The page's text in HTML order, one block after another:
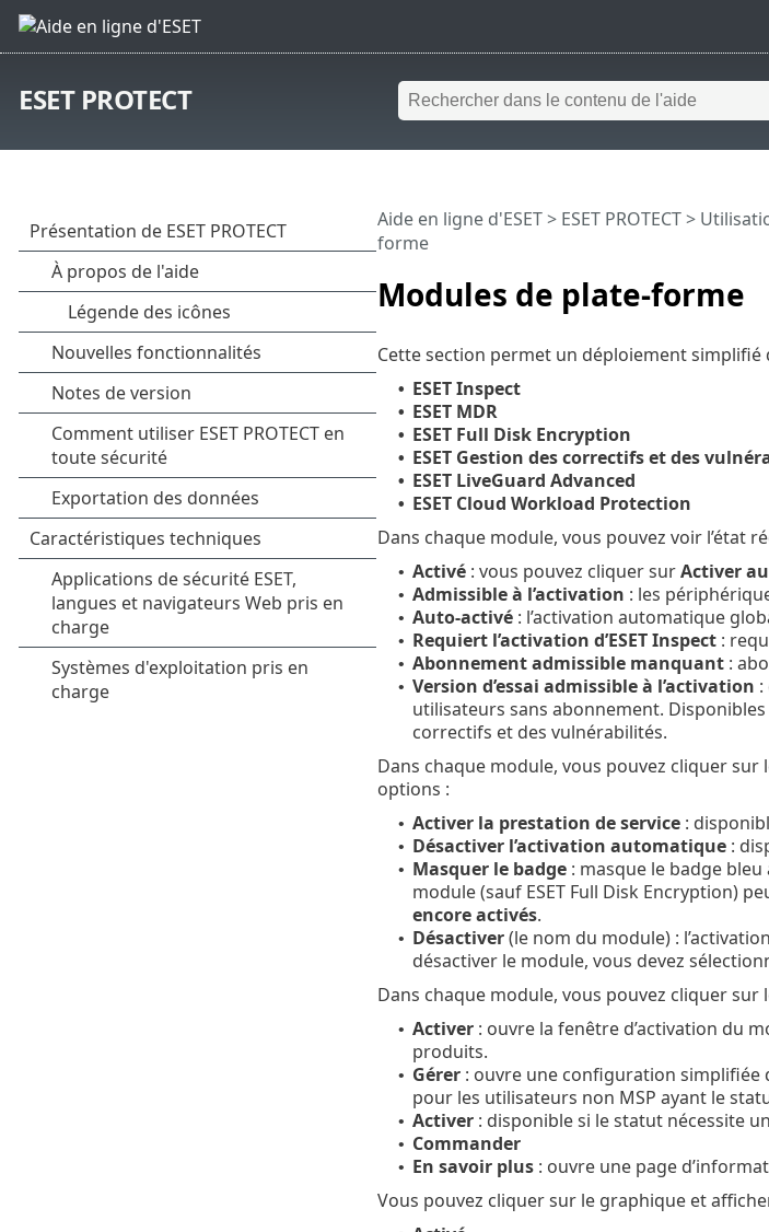
ESET PROTECT
Modules de plate-forme
Aide en ligne d'ESET> ESET PROTECT>
forme
Cette section permet un déploiement simplifié
• ESET Inspect
• ESET MDR
• ESET Full Disk Encryption
• ESET Gestion des correctifs et des
• ESET LiveGuard Advanced
• ESET Cloud Workload Protection
Dans chaque module, vous pouvez voir l’état
• Activé: vous pouvez cliquer surActiver
• Admissible à l’activation : les
• Auto-activé: l’activation automatique
• Requiert l’activation d’ESET Inspect:
• Abonnement admissible manquant:
• Version d’essai admissible à l’activation
utilisateurs sans abonnement. Disponibles
correctifs et des vulnérabilités.
Dans chaque module, vous pouvez cliquer
options :
• Activer la prestation de service:
• Désactiver l’activation automatique:
• Masquer le badge: masque le badge bleu
module (sauf ESET Full Disk Encryption)
encore activés.
• Désactiver(le nom du module) :
désactiver le module, vous devez
Dans chaque module, vous pouvez cliquer sur
• Activer: ouvre la fenêtre d’activation du
produits.
• Gérer: ouvre une configuration simplifiée
pour les utilisateurs non MSP ayant le
• Activer: disponible si le statut nécessite
• Commander
• En savoir plus: ouvre une page
Vous pouvez cliquer sur le graphique et